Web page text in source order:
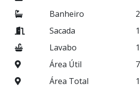
Banheiro
2
Sacada
1
Lavabo
1
Área Útil
Área Total